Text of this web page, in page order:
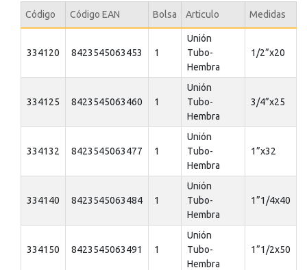
Código Código EAN Bolsa Articulo Medidas
334120 8423545063453 1
Unión
Tubo-
Hembra
1/2”x20
334125 8423545063460 1
Unión
Tubo-
Hembra
3/4”x25
334132 8423545063477 1
Unión
Tubo-
Hembra
1”x32
334140 8423545063484 1
Unión
Tubo-
Hembra
1”1/4x40
334150 8423545063491 1
Unión
Tubo-
Hembra
1”1/2x50